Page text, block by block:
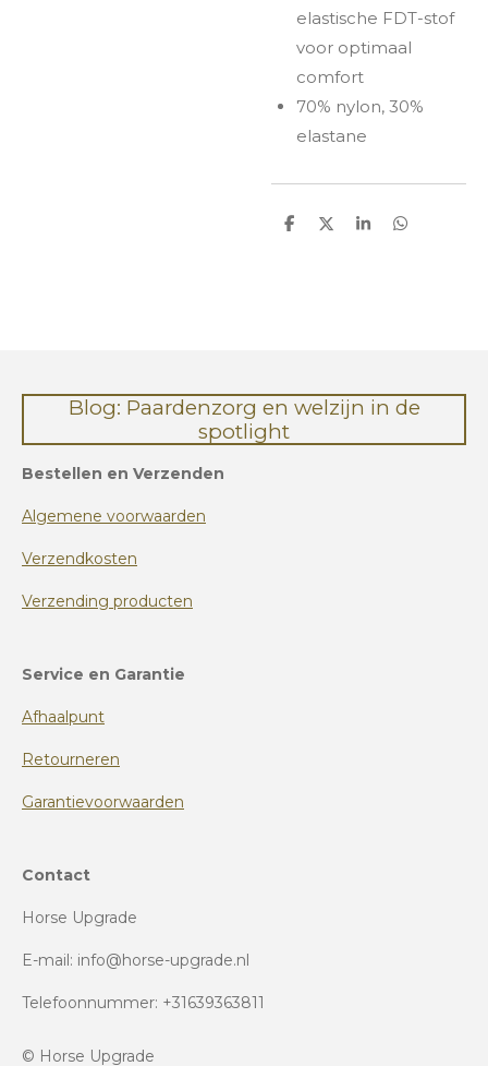
elastische FDT-stof
voor optimaal
comfort
70% nylon, 30%
elastane
D
D
S
D
Blog: Paardenzorg en welzijn in de
spotlight
Bestellen en Verzenden
Algemene voorwaarden
Verzendkosten
Verzending producten
Service en Garantie
Afhaalpunt
Retourneren
Garantievoorwaarden
Contact
Horse Upgrade
E-mail: info@horse-upgrade.nl
Telefoonnummer: +31639363811
© Horse Upgrade